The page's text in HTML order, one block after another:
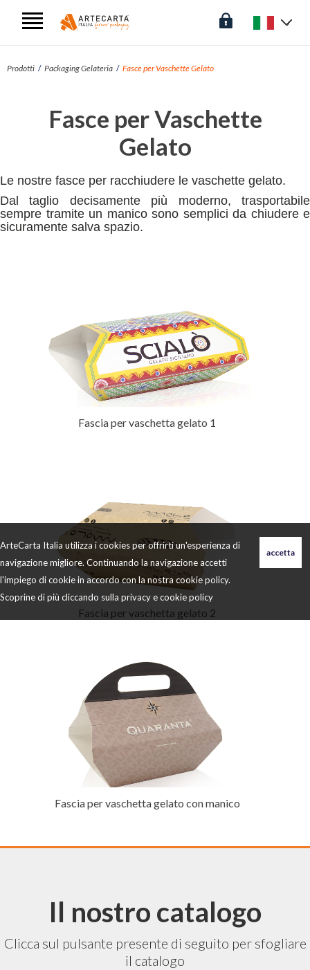
ArteCarta Italia utilizza i cookies per offrirti un'esperienza di
navigazione migliore. Continuando la navigazione accetti
l'impiego di cookie in accordo con la nostra cookie policy.
Scoprine di più cliccando sulla privacy e cookie policy
Prodotti Packaging Gelateria Fasce per Vaschette Gelato
Fasce per Vaschette
Gelato
Le nostre fasce per racchiudere le vaschette gelato.
Dal taglio decisamente più moderno, trasportabile
sempre tramite un manico sono semplici da chiudere e
sicuramente salva spazio.
Fascia per vaschetta gelato 1
Fascia per vaschetta gelato 2
Fascia per vaschetta gelato con manico
Il nostro catalogo
Clicca sul pulsante presente di seguito per sfogliare
il catalogo